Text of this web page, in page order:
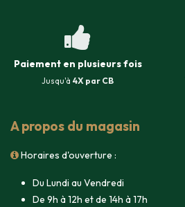
Paiement en plusieurs fois
Jusqu'à 4X par CB
A propos du magasin
Horaires d'ouverture :
Du Lundi au Vendredi
De 9h à 12h et de 14h à 17h